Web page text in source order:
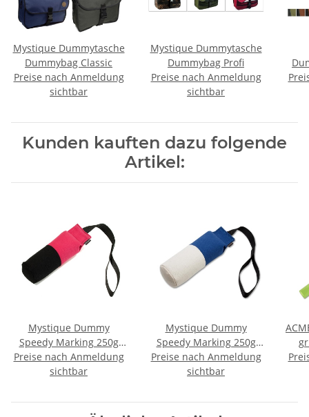
Mystique Dummytasche
Dummybag Classic
Preise nach Anmeldung
sichtbar
Mystique Dummytasche
Dummybag Profi
Preise nach Anmeldung
sichtbar
Kunden kauften dazu folgende
Artikel:
Mystique Dummy
Speedy Marking 250g
hot pink / schwarz
Preise nach Anmeldung
sichtbar
Mystique Dummy
Speedy Marking 250g
weiß / blau
Preise nach Anmeldung
sichtbar